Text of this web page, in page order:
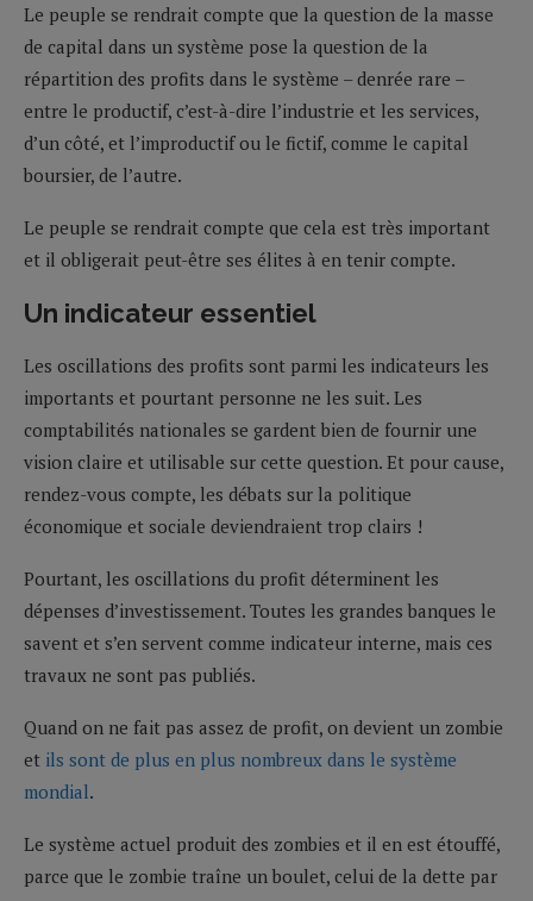
Le peuple se rendrait compte que la question de la masse
de capital dans un système pose la question de la
répartition des profits dans le système – denrée rare –
entre le productif, c’est-à-dire l’industrie et les services,
d’un côté, et l’improductif ou le fictif, comme le capital
boursier, de l’autre.
Le peuple se rendrait compte que cela est très important
et il obligerait peut-être ses élites à en tenir compte.
Un indicateur essentiel
Les oscillations des profits sont parmi les indicateurs les
importants et pourtant personne ne les suit. Les
comptabilités nationales se gardent bien de fournir une
vision claire et utilisable sur cette question. Et pour cause,
rendez-vous compte, les débats sur la politique
économique et sociale deviendraient trop clairs !
Pourtant, les oscillations du profit déterminent les
dépenses d’investissement. Toutes les grandes banques le
savent et s’en servent comme indicateur interne, mais ces
travaux ne sont pas publiés.
Quand on ne fait pas assez de profit, on devient un zombie
et ils sont de plus en plus nombreux dans le système
mondial.
Le système actuel produit des zombies et il en est étouffé,
parce que le zombie traîne un boulet, celui de la dette par